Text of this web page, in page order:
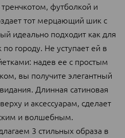
футболкой и
тот мерцающий шик с
идеально подходит как для
городу. Не уступает ей в
надев ее с простым
вы получите элегантный
Длинная сатиновая
и аксессуарам, сделает
и волшебным.
3 стильных образа в